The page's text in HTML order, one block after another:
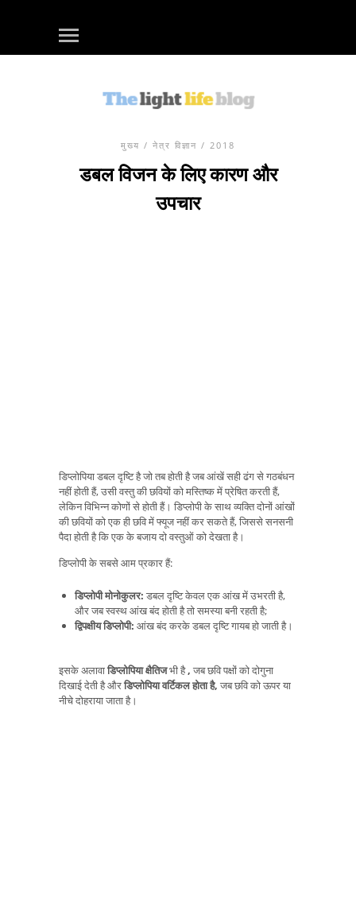
मुख्य / नेत्र विज्ञान / 2018
डबल विजन के लिए कारण और
उपचार
डिप्लोपिया डबल दृष्टि है जो तब होती है जब आंखें सही ढंग से गठबंधन
नहीं होती हैं, उसी वस्तु की छवियों को मस्तिष्क में प्रेषित करती हैं,
लेकिन विभिन्न कोणों से होती हैं। डिप्लोपी के साथ व्यक्ति दोनों आंखों
की छवियों को एक ही छवि में फ्यूज नहीं कर सकते हैं, जिससे सनसनी
पैदा होती है कि एक के बजाय दो वस्तुओं को देखता है।
डिप्लोपी के सबसे आम प्रकार हैं:
डिप्लोपी मोनोकुलर: डबल दृष्टि केवल एक आंख में उभरती है,
और जब स्वस्थ आंख बंद होती है तो समस्या बनी रहती है;
द्विपक्षीय डिप्लोपी: आंख बंद करके डबल दृष्टि गायब हो जाती है।
इसके अलावाडिप्लोपिया क्षैतिजभी है, जब छवि पक्षों को दोगुना
दिखाई देती है औरडिप्लोपिया वर्टिकल होता है, जब छवि को ऊपर या
नीचे दोहराया जाता है।